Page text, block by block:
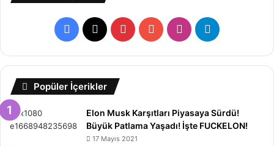
Facebook
X PinterestYouTubeInstagramTelegram
Popüler İçerikler
Elon Musk Karşıtları Piyasaya Sürdü!
Büyük Patlama Yaşadı! İşte FUCKELON!
17 Mayıs 2021